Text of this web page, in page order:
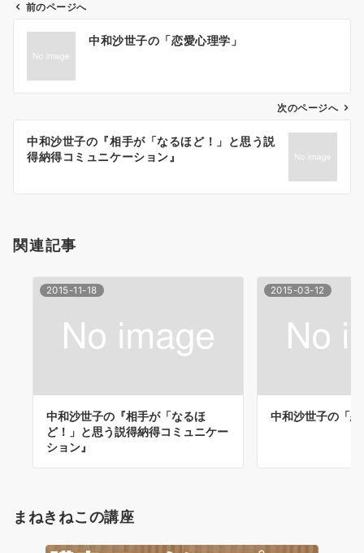
ン
前のページへ
中和沙世子の「恋愛心理学」
次のページへ
中和沙世子の『相手が「なるほど！」と思う説
得納得コミュニケーション』
関連記事
2015-11-18
中和沙世子の『相手が「なるほ
ど！」と思う説得納得コミュニケー
ション』
2015-03-12
中和沙世子の「
まねきねこの講座